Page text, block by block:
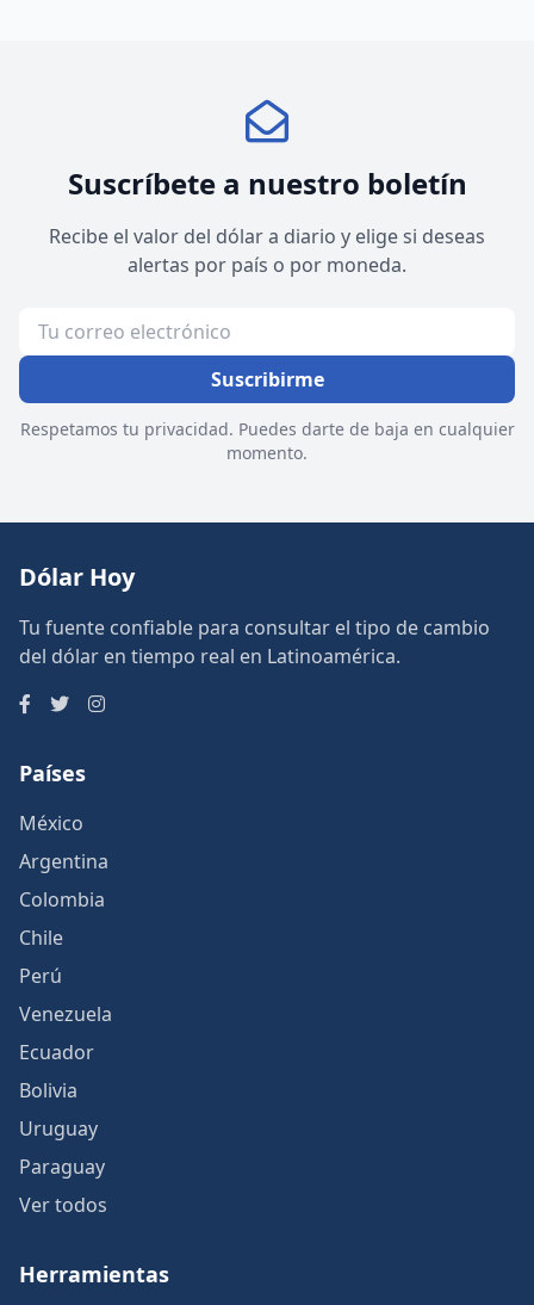
Suscríbete a nuestro boletín
Recibe el valor del dólar a diario y elige si deseas
alertas por país o por moneda.
Suscribirme
Respetamos tu privacidad. Puedes darte de baja en cualquier
momento.
Dólar Hoy
Tu fuente confiable para consultar el tipo de cambio
del dólar en tiempo real en Latinoamérica.
Países
México
Argentina
Colombia
Chile
Perú
Venezuela
Ecuador
Bolivia
Uruguay
Paraguay
Ver todos
Herramientas